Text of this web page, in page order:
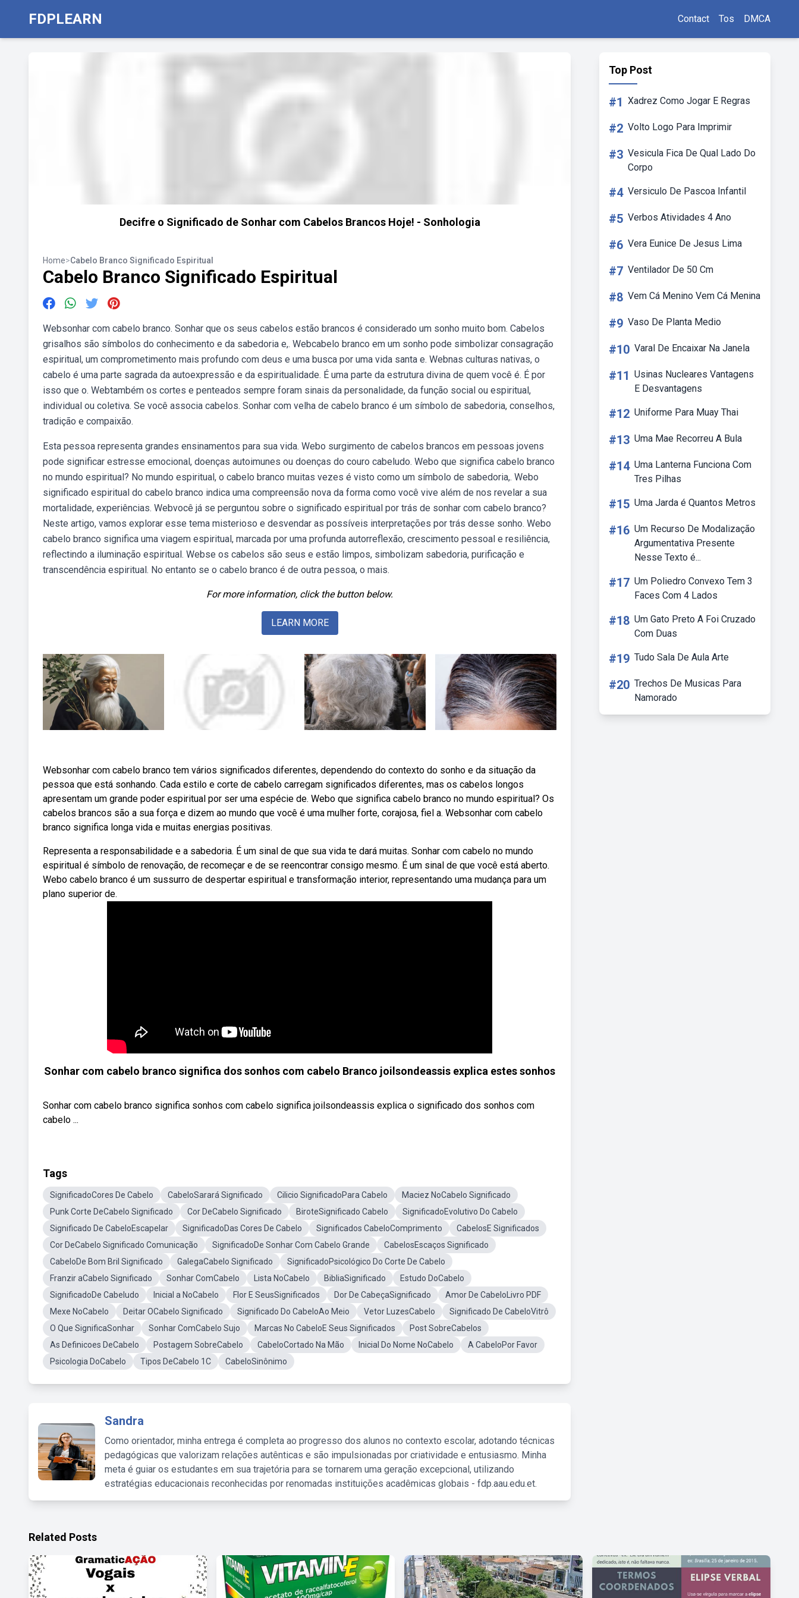
FDPLEARN Contact Tos DMCA
Decifre o Significado de Sonhar com Cabelos Brancos Hoje! - Sonhologia
Home>Cabelo Branco Significado Espiritual
Cabelo Branco Significado Espiritual
Websonhar com cabelo branco. Sonhar que os seus cabelos estão brancos é considerado um sonho muito bom. Cabelos
grisalhos são símbolos do conhecimento e da sabedoria e,. Webcabelo branco em um sonho pode simbolizar consagração
espiritual, um comprometimento mais profundo com deus e uma busca por uma vida santa e. Webnas culturas nativas, o
cabelo é uma parte sagrada da autoexpressão e da espiritualidade. É uma parte da estrutura divina de quem você é. É por
isso que o. Webtambém os cortes e penteados sempre foram sinais da personalidade, da função social ou espiritual,
individual ou coletiva. Se você associa cabelos. Sonhar com velha de cabelo branco é um símbolo de sabedoria, conselhos,
tradição e compaixão.
Esta pessoa representa grandes ensinamentos para sua vida. Webo surgimento de cabelos brancos em pessoas jovens
pode significar estresse emocional, doenças autoimunes ou doenças do couro cabeludo. Webo que significa cabelo branco
no mundo espiritual? No mundo espiritual, o cabelo branco muitas vezes é visto como um símbolo de sabedoria,. Webo
significado espiritual do cabelo branco indica uma compreensão nova da forma como você vive além de nos revelar a sua
mortalidade, experiências. Webvocê já se perguntou sobre o significado espiritual por trás de sonhar com cabelo branco?
Neste artigo, ‍vamos explorar esse tema misterioso e desvendar as possíveis interpretações por trás desse sonho. Webo
cabelo branco significa uma viagem espiritual, marcada por uma profunda autorreflexão, crescimento pessoal e resiliência,
reflectindo a iluminação espiritual. Webse os cabelos são seus e estão limpos, simbolizam sabedoria, purificação e
transcendência espiritual. No entanto se o cabelo branco é de outra pessoa, o mais.
For more information, click the button below.
LEARN MORE
Websonhar com cabelo branco tem vários significados diferentes, dependendo do contexto do sonho e da situação da
pessoa que está sonhando. Cada estilo e corte de cabelo carregam significados diferentes, mas os cabelos longos
apresentam um grande poder espiritual por ser uma espécie de. Webo que significa cabelo branco no mundo espiritual? Os
cabelos brancos são a sua força e dizem ao mundo que você é uma mulher forte, corajosa, fiel a. Websonhar com cabelo
branco significa longa vida e muitas energias positivas.
Representa a responsabilidade e a sabedoria. É um sinal de que sua vida te dará muitas. Sonhar com cabelo no mundo
espiritual é símbolo de renovação, de recomeçar e de se reencontrar consigo mesmo. É um sinal de que você está aberto.
Webo cabelo branco é um sussurro de despertar espiritual e transformação interior, representando uma mudança para um
plano superior de.
Sonhar com cabelo branco significa dos sonhos com cabelo Branco joilsondeassis explica estes sonhos
Sonhar com cabelo branco significa sonhos com cabelo significa joilsondeassis explica o significado dos sonhos com
cabelo ...
Tags
SignificadoCores De Cabelo CabeloSarará Significado Cilicio SignificadoPara Cabelo
Maciez NoCabelo Significado
Punk Corte DeCabelo Significado
Cor DeCabelo Significado BiroteSignificado Cabelo
SignificadoEvolutivo Do Cabelo
Significado De CabeloEscapelar
SignificadoDas Cores De Cabelo Significados CabeloComprimento
CabelosE Significados
Cor DeCabelo Significado Comunicação
SignificadoDe Sonhar Com Cabelo Grande
CabelosEscaços Significado
CabeloDe Bom Bril Significado
GalegaCabelo Significado
SignificadoPsicológico Do Corte De Cabelo
Franzir aCabelo Significado
Sonhar ComCabelo Lista NoCabelo BibliaSignificado
Estudo DoCabelo
SignificadoDe Cabeludo
Inicial a NoCabelo Flor E SeusSignificados Dor De CabeçaSignificado
Amor De CabeloLivro PDF
Mexe NoCabelo
Deitar OCabelo Significado Significado Do CabeloAo Meio Vetor LuzesCabelo
Significado De CabeloVitrô
O Que SignificaSonhar
Sonhar ComCabelo Sujo Marcas No CabeloE Seus Significados
Post SobreCabelos
As Definicoes DeCabelo
Postagem SobreCabelo CabeloCortado Na Mão Inicial Do Nome NoCabelo
A CabeloPor Favor
Psicologia DoCabelo
Tipos DeCabelo 1C CabeloSinônimo
Sandra
Como orientador, minha entrega é completa ao progresso dos alunos no contexto escolar, adotando técnicas
pedagógicas que valorizam relações autênticas e são impulsionadas por criatividade e entusiasmo. Minha
meta é guiar os estudantes em sua trajetória para se tornarem uma geração excepcional, utilizando
estratégias educacionais reconhecidas por renomadas instituições acadêmicas globais - fdp.aau.edu.et.
Top Post
#1 Xadrez Como Jogar E Regras
#2 Volto Logo Para Imprimir
#3 Vesicula Fica De Qual Lado Do
Corpo
#4 Versiculo De Pascoa Infantil
#5 Verbos Atividades 4 Ano
#6 Vera Eunice De Jesus Lima
#7 Ventilador De 50 Cm
#8 Vem Cá Menino Vem Cá Menina
#9 Vaso De Planta Medio
#10 Varal De Encaixar Na Janela
#11 Usinas Nucleares Vantagens
E Desvantagens
#12 Uniforme Para Muay Thai
#13 Uma Mae Recorreu A Bula
#14 Uma Lanterna Funciona Com
Tres Pilhas
#15 Uma Jarda é Quantos Metros
#16 Um Recurso De Modalização
Argumentativa Presente
Nesse Texto é...
#17 Um Poliedro Convexo Tem 3
Faces Com 4 Lados
#18 Um Gato Preto A Foi Cruzado
Com Duas
#19 Tudo Sala De Aula Arte
#20 Trechos De Musicas Para
Namorado
Related Posts